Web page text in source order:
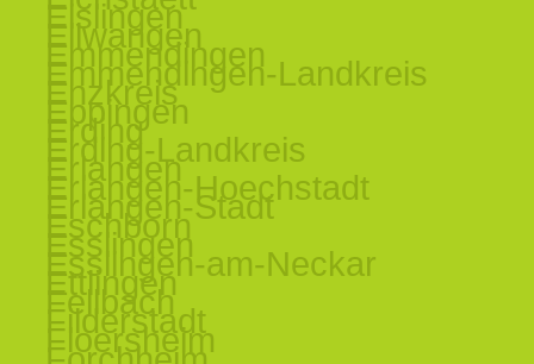
Eislingen
Ellwangen
Emmendingen
Emmendingen-Landkreis
Enzkreis
Eppingen
Erding
Erding-Landkreis
Erlangen
Erlangen-Hoechstadt
Erlangen-Stadt
Eschborn
Esslingen
Esslingen-am-Neckar
Ettlingen
Fellbach
Filderstadt
Floersheim